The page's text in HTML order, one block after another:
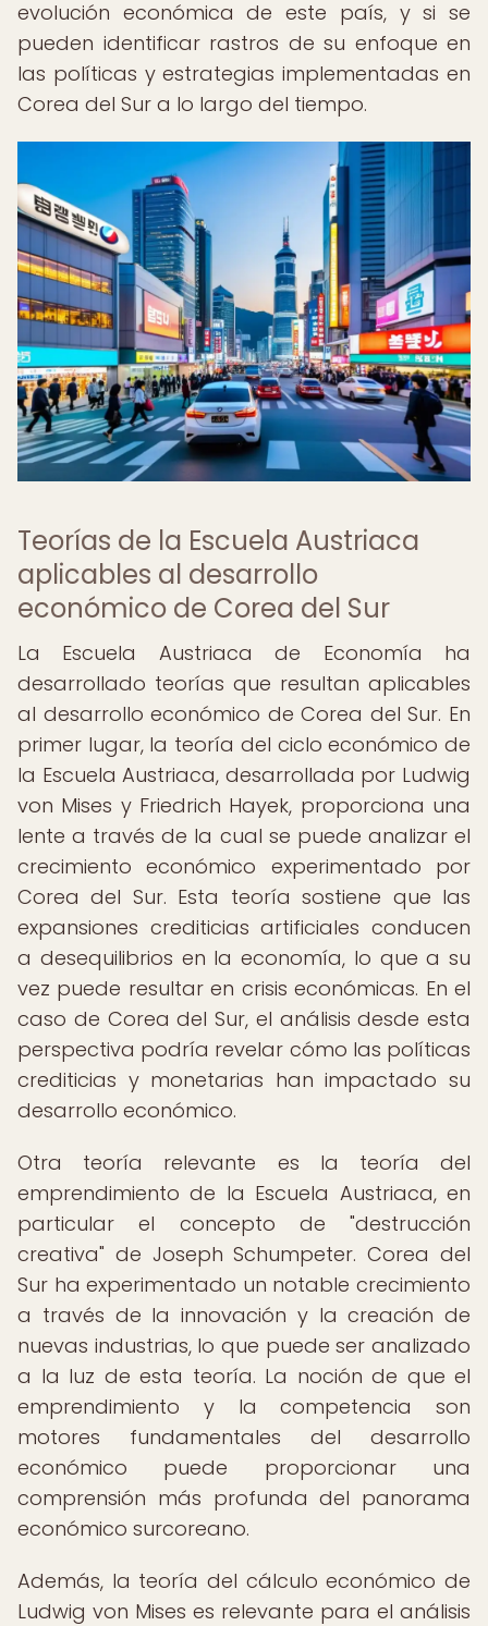
evolución económica de este país, y si se
pueden identificar rastros de su enfoque en
las políticas y estrategias implementadas en
Corea del Sur a lo largo del tiempo.
Teorías de la Escuela Austriaca
aplicables al desarrollo
económico de Corea del Sur
La Escuela Austriaca de Economía ha
desarrollado teorías que resultan aplicables
al desarrollo económico de Corea del Sur. En
primer lugar, la teoría del ciclo económico de
la Escuela Austriaca, desarrollada por Ludwig
von Mises y Friedrich Hayek, proporciona una
lente a través de la cual se puede analizar el
crecimiento económico experimentado por
Corea del Sur. Esta teoría sostiene que las
expansiones crediticias artificiales conducen
a desequilibrios en la economía, lo que a su
vez puede resultar en crisis económicas. En el
caso de Corea del Sur, el análisis desde esta
perspectiva podría revelar cómo las políticas
crediticias y monetarias han impactado su
desarrollo económico.
Otra teoría relevante es la teoría del
emprendimiento de la Escuela Austriaca, en
particular el concepto de "destrucción
creativa" de Joseph Schumpeter. Corea del
Sur ha experimentado un notable crecimiento
a través de la innovación y la creación de
nuevas industrias, lo que puede ser analizado
a la luz de esta teoría. La noción de que el
emprendimiento y la competencia son
motores fundamentales del desarrollo
económico puede proporcionar una
comprensión más profunda del panorama
económico surcoreano.
Además, la teoría del cálculo económico de
Ludwig von Mises es relevante para el análisis